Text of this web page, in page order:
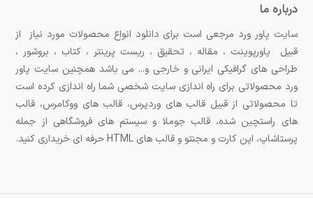
درباره ما
سایت پاور ورد مرجعی است برای دانلود انواع محصولات مورد نیاز از
قبیل پاورپوینت ، مقاله ، تحقیق ، ریست پرینتر ، کتاب ، بروشور ،
طراحی های گرافیکی ایرانی و خارجی و... می باشد همچنین سایت پاور
ورد محصولاتی برای راه اندازی سایت شخصی شما راه اندازی کرده است
تا محصولاتی از قبیل قالب های وردپرس، قالب های ووکامرس، قالب
های راستچین شده، قالب جوملا و سیستم های فروشگاهی از جمله
پرستاشاپ، اپن کارت و مجنتو و قالب های HTML حرفه ای خریداری کنید.